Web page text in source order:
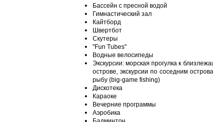
Бассейн с пресной водой
Гимнастический зал
Кайтборд
Швертбот
Скутеры
"Fun Tubes"
Водные велосипеды
Экскурсии: морская прогулка к
острове, экскурсии по соседним
рыбу (big-game fishing)
Дискотека
Караоке
Вечерние программы
Аэробика